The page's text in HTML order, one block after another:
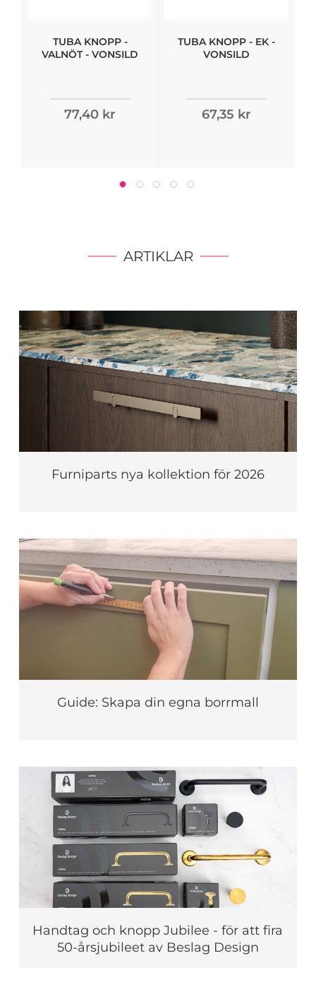
TUBA KNOPP -
VALNÖT - VONSILD
77,40 kr
TUBA KNOPP - EK -
VONSILD
67,35 kr
ARTIKLAR
Furniparts nya kollektion för 2026
Guide: Skapa din egna borrmall
Handtag och knopp Jubilee - för att fira
50-årsjubileet av Beslag Design